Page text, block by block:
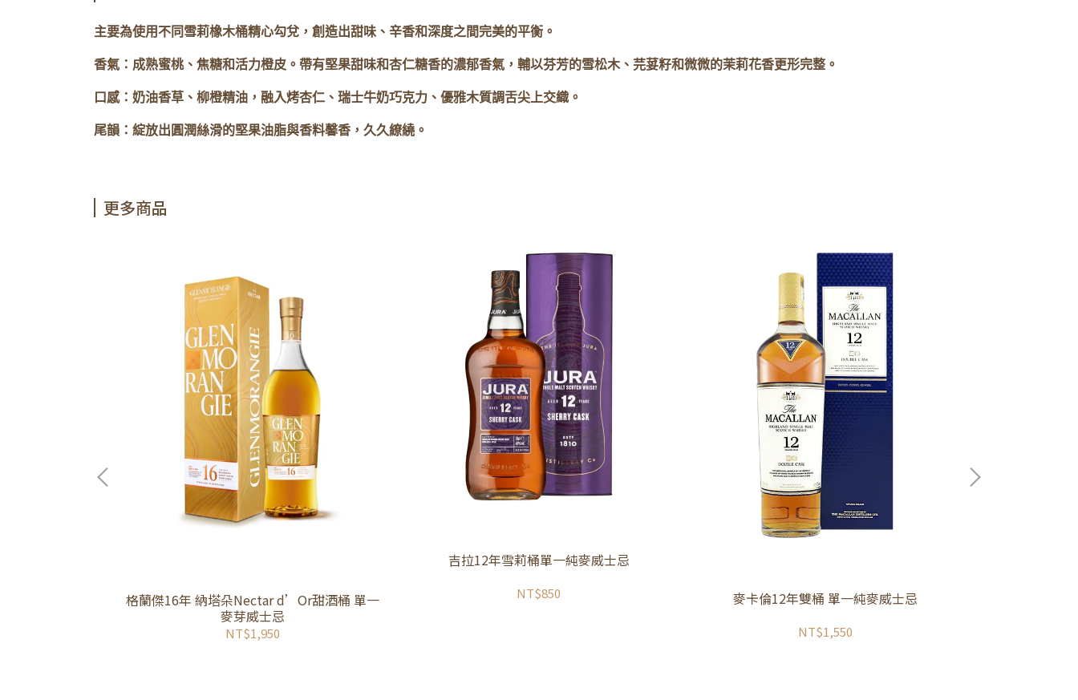
主要為使用不同雪莉橡木桶精心勾兌，創造出甜味、辛香和深度之間完美的平衡。
香氣：成熟蜜桃、焦糖和活力橙皮。帶有堅果甜味和杏仁糖香的濃郁香氣，輔以芬芳的雪松木、芫荽籽和微微的茉莉花香更形完整。
口感：奶油香草、柳橙精油，融入烤杏仁、瑞士牛奶巧克力、優雅木質調舌尖上交織。
尾韻：綻放出圓潤絲滑的堅果油脂與香料馨香，久久繚繞。
更多商品
格蘭傑16年 納塔朵Nectar d’Or甜酒桶 單一
麥芽威士忌
NT$1,950
吉拉12年雪莉桶單一純麥威士忌
NT$850 麥卡倫12年雙桶 單一純麥威士忌
NT$1,550